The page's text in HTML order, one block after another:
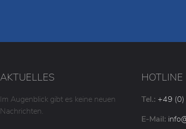
AKTUELLES
Im Augenblick gibt es keine neuen
Nachrichten.
HOTLINE
Tel.: +49
E-Mail: info